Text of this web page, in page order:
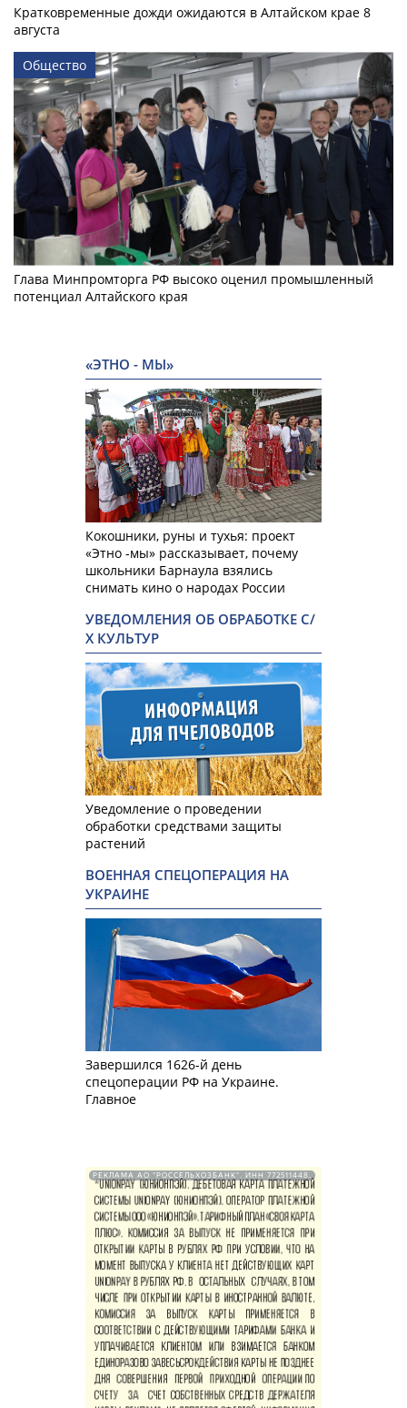
Кратковременные дожди ожидаются в Алтайском крае 8
августа
Общество
Глава Минпромторга РФ высоко оценил промышленный
потенциал Алтайского края
«ЭТНО - МЫ»
Кокошники, руны и тухья: проект
«Этно -мы» рассказывает, почему
школьники Барнаула взялись
снимать кино о народах России
УВЕДОМЛЕНИЯ ОБ ОБРАБОТКЕ С/
Х КУЛЬТУР
Уведомление о проведении
обработки средствами защиты
растений
ВОЕННАЯ СПЕЦОПЕРАЦИЯ НА
УКРАИНЕ
Завершился 1626-й день
спецоперации РФ на Украине.
Главное
РЕКЛАМА АО "РОССЕЛЬХОЗБАНК". ИНН 772511448.